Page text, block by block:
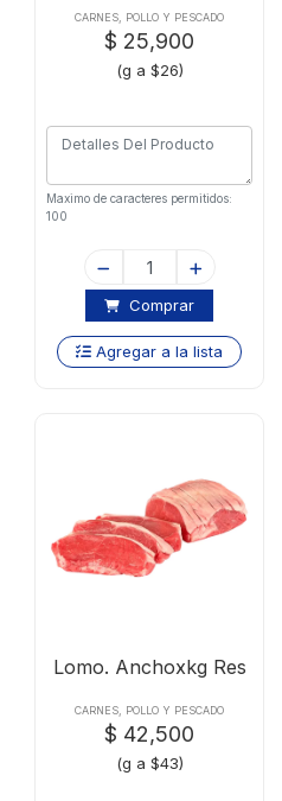
CARNES, POLLO Y PESCADO
$ 25,900
(g a $26)
Maximo de caracteres permitidos:
100
Comprar
Agregar a la lista
Lomo. Anchoxkg Res
CARNES, POLLO Y PESCADO
$ 42,500
(g a $43)